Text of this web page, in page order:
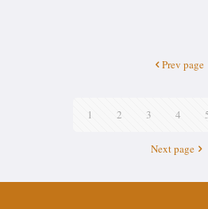
Prev page
1 2 3 4
Next page